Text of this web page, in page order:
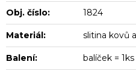
Obj. číslo: 1824
Materiál: slitina kovů
Balení: balíček = 1ks